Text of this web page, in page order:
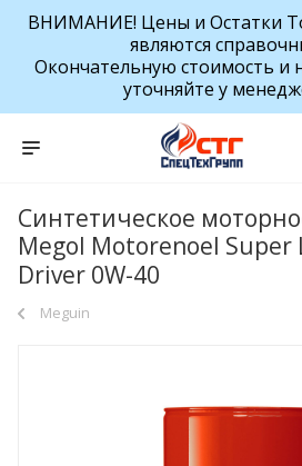
ВНИМАНИЕ! Цены и Остатки
являются
Окончательную стоимость и
уточняйте у
Синтетическое
Megol Motorenoel
Driver 0W-40
Meguin